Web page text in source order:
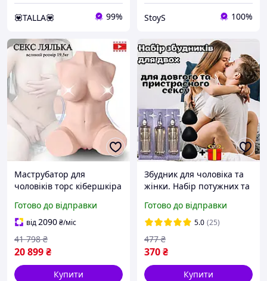
💟TALLA💟 99% StoyS 100%
Маструбатор для
чоловіків торс кібершкіра
мастурбатор для сексу
без вібрації, Секс лялька
Готово до відправки
від2090₴/міс
20 899₴
41 798 ₴
Купити
Збудник для чоловіка та
жінки. Набір потужних та
для ідеального сексу
Готово до відправки
5.0 (25)
370₴
477 ₴
Купити